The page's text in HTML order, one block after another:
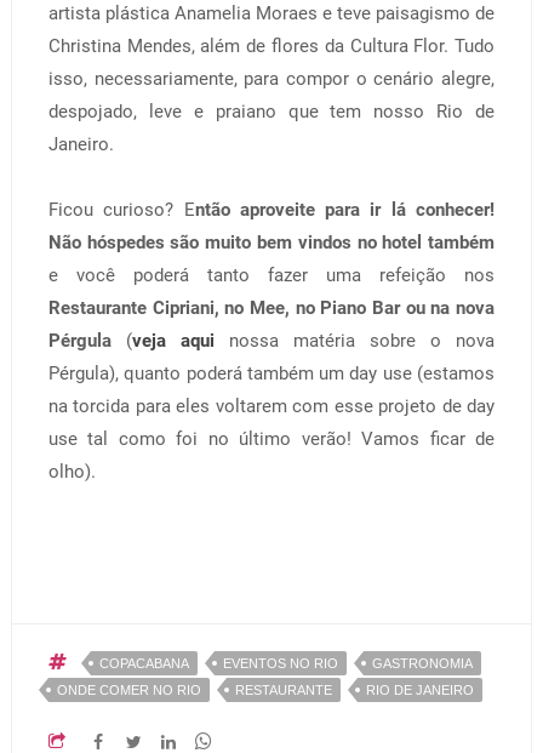
artista plástica Anamelia Moraes e teve paisagismo de
Christina Mendes, além de flores da Cultura Flor. Tudo
isso, necessariamente, para compor o cenário alegre,
despojado, leve e praiano que tem nosso Rio de
Janeiro.
Ficou curioso? Então aproveite para ir lá conhecer!
Não hóspedes são muito bem vindos no hotel também
e você poderá tanto fazer uma refeição nos
Restaurante Cipriani, no Mee, no Piano Bar ou na nova
Pérgula(veja aqui nossa matéria sobre o nova
Pérgula), quanto poderá também um day use (estamos
na torcida para eles voltarem com esse projeto de day
use tal como foi no último verão! Vamos ficar de
olho).
COPACABANA EVENTOS NO RIO
GASTRONOMIA
ONDE COMER NO RIO
RESTAURANTE RIO DE JANEIRO